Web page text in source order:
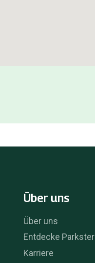
Über uns
Über uns
Entdecke Parkster
Karriere